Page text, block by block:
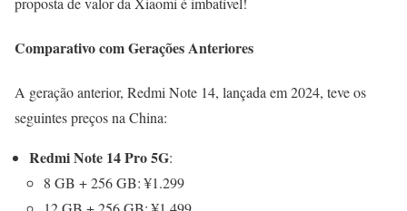
Comparativo com Gerações Anteriores
A geração anterior, Redmi Note 14, lançada em 2024, teve os
seguintes preços na China:
Redmi Note 14 Pro 5G:
8 GB + 256 GB: ¥1.299